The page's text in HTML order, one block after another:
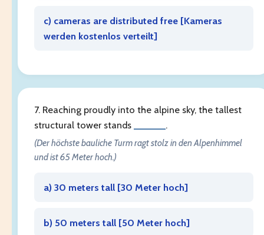
c) cameras are distributed free [Kameras
werden kostenlos verteilt]
7. Reaching proudly into the alpine sky, the tallest
structural tower stands
.
(Der höchste bauliche Turm ragt stolz in den Alpenhimmel
und ist 65 Meter hoch.)
a) 30 meters tall [30 Meter hoch]
b) 50 meters tall [50 Meter hoch]